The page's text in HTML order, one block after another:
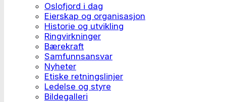
Oslofjord i dag
Eierskap og organisasjon
Historie og utvikling
Ringvirkninger
Bærekraft
Samfunnsansvar
Nyheter
Etiske retningslinjer
Ledelse og styre
Bildegalleri